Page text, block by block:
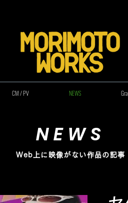
CM / PV NEWS
NEWS
Web上に映像がない作品の記事